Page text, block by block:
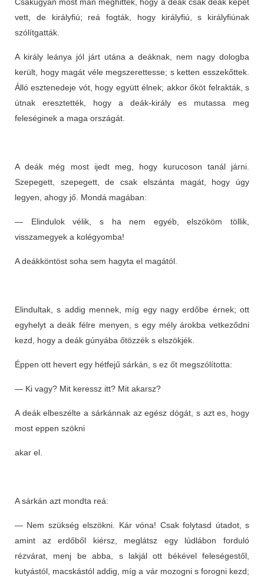
vett, de királyfiú; reá fogták, hogy királyfiú, s királyfiúnak
szólítgatták.
A király leánya jól járt utána a deáknak, nem nagy dologba
került, hogy magát véle megszerettesse; s ketten esszekőttek.
Álló esztenedeje vót, hogy együtt élnek; akkor őköt felrakták, s
útnak eresztették, hogy a deák-király es mutassa meg
feleséginek a maga országát.
A deák még most ijedt meg, hogy kurucoson tanál járni.
Szepegett, szepegett, de csak elszánta magát, hogy úgy
legyen, ahogy jő. Mondá magában:
— Elindulok vélik, s ha nem egyéb, elszököm töllik,
visszamegyek a kolégyomba!
A deákköntöst soha sem hagyta el magától.
Elindultak, s addig mennek, míg egy nagy erdőbe érnek; ott
egyhelyt a deák félre menyen, s egy mély árokba vetkeződni
kezd, hogy a deák gúnyába őtözzék s elszökjék.
Éppen ott hevert egy hétfejű sárkán, s ez őt megszólította:
— Ki vagy? Mit keressz itt? Mit akarsz?
A deák elbeszélte a sárkánnak az egész dógát, s azt es, hogy
most eppen szökni
akar el.
A sárkán azt mondta reá:
— Nem szükség elszökni. Kár vóna! Csak folytasd útadot, s
amint az erdőből kiérsz, meglátsz egy lúdlábon forduló
rézvárat, menj be abba, s lakjál ott békével feleségestől,
kutyástól, macskástól addig, míg a vár mozogni s forogni kezd;